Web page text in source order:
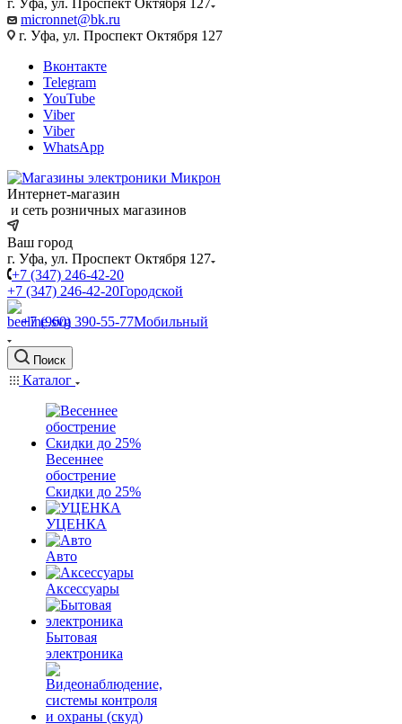
г. Уфа, ул. Проспект Октября 127
micronnet@bk.ru
г. Уфа, ул. Проспект Октября 127
Вконтакте
Telegram
YouTube
Viber
Viber
WhatsApp
Интернет-магазин
и сеть розничных магазинов
Ваш город
г. Уфа, ул. Проспект Октября 127
+7 (347) 246-42-20
+7 (347) 246-42-20Городской
+7 (960) 390-55-77Мобильный
Поиск
Каталог
Весеннее
обострение
Скидки до 25%
УЦЕНКА
Авто
Аксессуары
Бытовая
электроника